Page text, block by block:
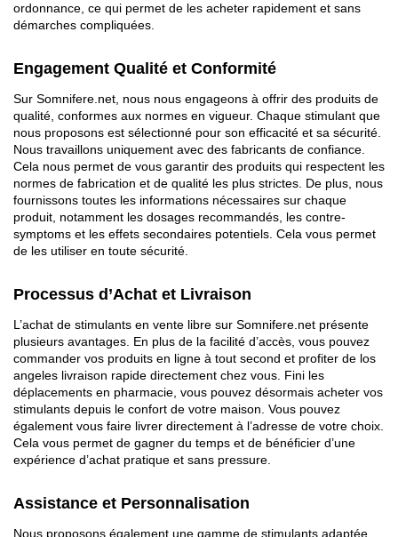
ordonnance, ce qui permet de les acheter rapidement et sans
démarches compliquées.
Engagement Qualité et Conformité
Sur Somnifere.net, nous nous engageons à offrir des produits de
qualité, conformes aux normes en vigueur. Chaque stimulant que
nous proposons est sélectionné pour son efficacité et sa sécurité.
Nous travaillons uniquement avec des fabricants de confiance.
Cela nous permet de vous garantir des produits qui respectent les
normes de fabrication et de qualité les plus strictes. De plus, nous
fournissons toutes les informations nécessaires sur chaque
produit, notamment les dosages recommandés, les contre-
symptoms et les effets secondaires potentiels. Cela vous permet
de les utiliser en toute sécurité.
Processus d’Achat et Livraison
L’achat de stimulants en vente libre sur Somnifere.net présente
plusieurs avantages. En plus de la facilité d’accès, vous pouvez
commander vos produits en ligne à tout second et profiter de los
angeles livraison rapide directement chez vous. Fini les
déplacements en pharmacie, vous pouvez désormais acheter vos
stimulants depuis le confort de votre maison. Vous pouvez
également vous faire livrer directement à l’adresse de votre choix.
Cela vous permet de gagner du temps et de bénéficier d’une
expérience d’achat pratique et sans pressure.
Assistance et Personnalisation
Nous proposons également une gamme de stimulants adaptée